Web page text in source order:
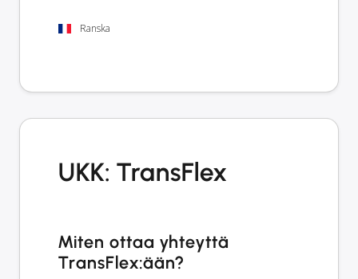
Ranska
UKK: TransFlex
Miten ottaa yhteyttä
TransFlex:ään?